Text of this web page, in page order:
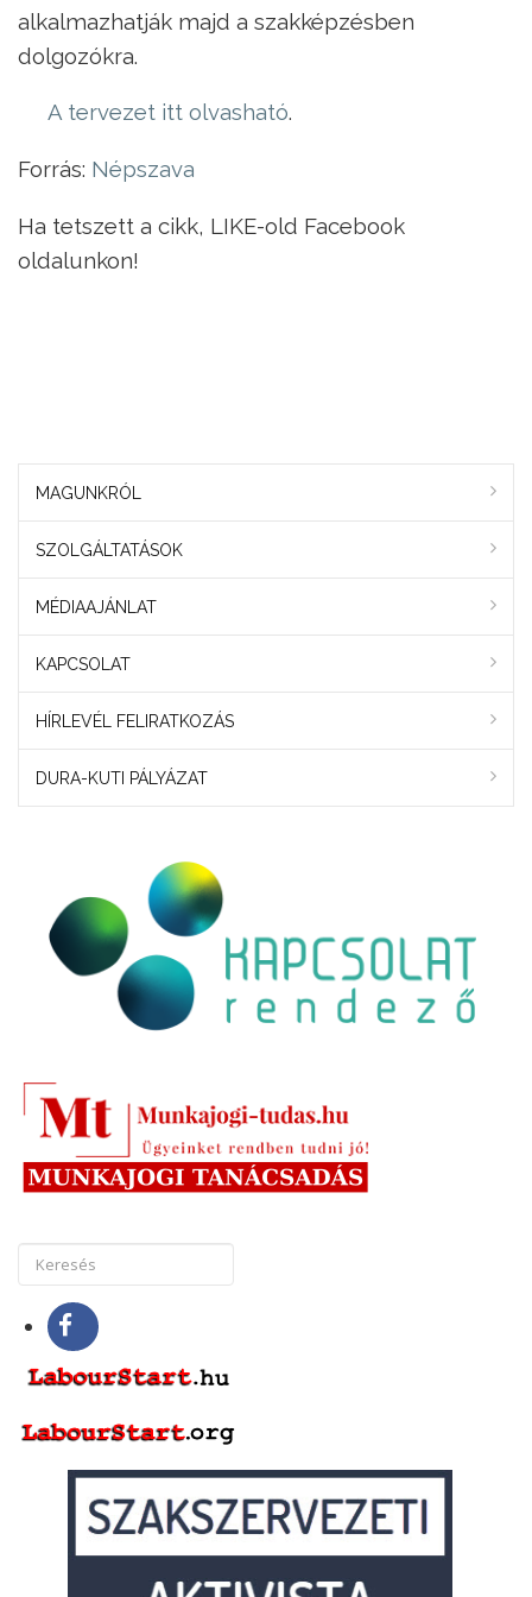
alkalmazhatják majd a szakképzésben
dolgozókra.
A tervezet itt olvasható.
Forrás: Népszava
Ha tetszett a cikk, LIKE-old Facebook
oldalunkon!
MAGUNKRÓL
SZOLGÁLTATÁSOK
MÉDIAAJÁNLAT
KAPCSOLAT
HÍRLEVÉL FELIRATKOZÁS
DURA-KUTI PÁLYÁZAT